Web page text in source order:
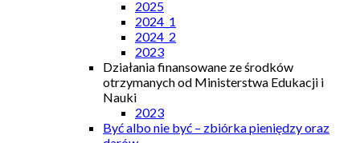
2025
2024_1
2024_2
2023
Działania finansowane ze środków
otrzymanych od Ministerstwa Edukacji i
Nauki
2023
Być albo nie być – zbiórka pieniędzy oraz